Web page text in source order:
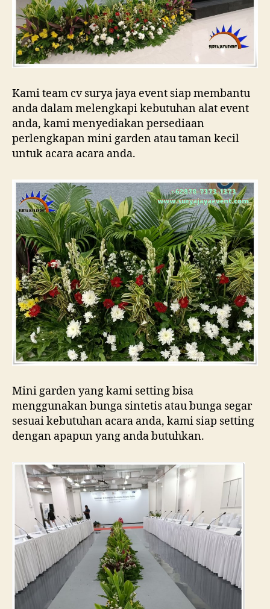
Kami team cv surya jaya event siap membantu
anda dalam melengkapi kebutuhan alat event
anda, kami menyediakan persediaan
perlengkapan mini garden atau taman kecil
untuk acara acara anda.
Mini garden yang kami setting bisa
menggunakan bunga sintetis atau bunga segar
sesuai kebutuhan acara anda, kami siap setting
dengan apapun yang anda butuhkan.